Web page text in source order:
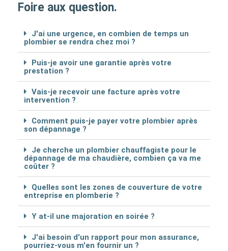
Foire aux question.
J'ai une urgence, en combien de temps un
plombier se rendra chez moi ?
Puis-je avoir une garantie après votre
prestation ?
Vais-je recevoir une facture après votre
intervention ?
Comment puis-je payer votre plombier après
son dépannage ?
Je cherche un plombier chauffagiste pour le
dépannage de ma chaudière, combien ça va me
coûter ?
Quelles sont les zones de couverture de votre
entreprise en plomberie ?
Y at-il une majoration en soirée ?
J'ai besoin d'un rapport pour mon assurance,
pourriez-vous m'en fournir un ?